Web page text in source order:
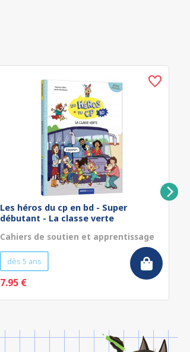
Les héros du cp en bd - Super
débutant - La classe verte
Cahiers de soutien et apprentissage
dès 5 ans
7.95 €